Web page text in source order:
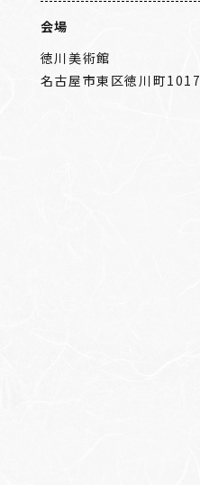
会場
徳川美術館
名古屋市東区徳川町1017